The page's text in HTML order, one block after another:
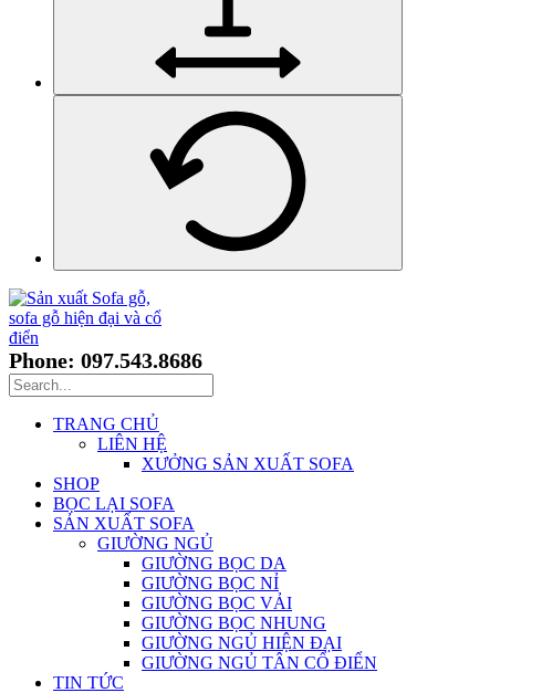
Phone: 097.543.8686
TRANG CHỦ
LIÊN HỆ
XƯỞNG SẢN XUẤT SOFA
SHOP
BỌC LẠI SOFA
SẢN XUẤT SOFA
GIƯỜNG NGỦ
GIƯỜNG BỌC DA
GIƯỜNG BỌC NỈ
GIƯỜNG BỌC VẢI
GIƯỜNG BỌC NHUNG
GIƯỜNG NGỦ HIỆN ĐẠI
GIƯỜNG NGỦ TÂN CỔ ĐIỂN
TIN TỨC